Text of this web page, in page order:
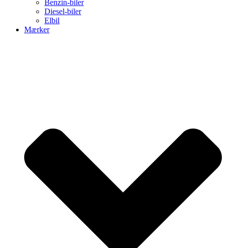
Benzin-biler
Diesel-biler
Elbil
Mærker